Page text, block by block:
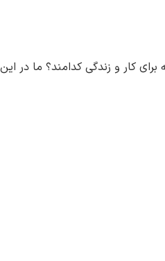
کار و زندگی کدامند؟ ما در